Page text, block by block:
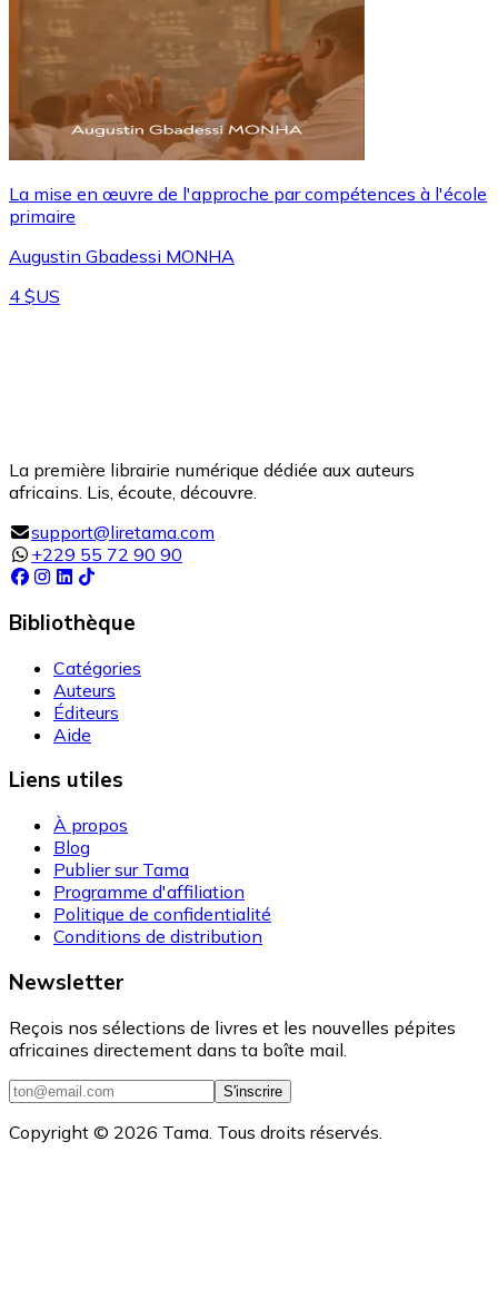
La mise en œuvre de l'approche par compétences à l'école
primaire
Augustin Gbadessi MONHA
4 $US
La première librairie numérique dédiée aux auteurs
africains. Lis, écoute, découvre.
support@liretama.com
+229 55 72 90 90
Bibliothèque
Catégories
Auteurs
Éditeurs
Aide
Liens utiles
À propos
Blog
Publier sur Tama
Programme d'affiliation
Politique de confidentialité
Conditions de distribution
Newsletter
Reçois nos sélections de livres et les nouvelles pépites
africaines directement dans ta boîte mail.
S'inscrire
Copyright © 2026 Tama. Tous droits réservés.